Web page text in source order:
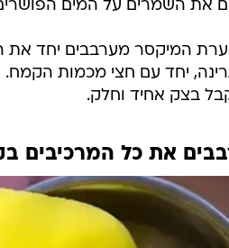
המיקסר מערבבים יחד
יחד עם חצי מכמות הקמח.
בצק אחיד וחלק.
את כל המרכיבים